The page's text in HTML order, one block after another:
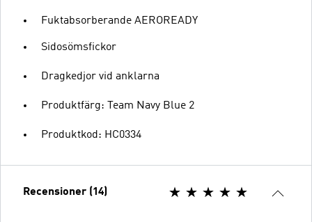
Fuktabsorberande AEROREADY
Sidosömsfickor
Dragkedjor vid anklarna
Produktfärg: Team Navy Blue 2
Produktkod: HC0334
Recensioner (14)